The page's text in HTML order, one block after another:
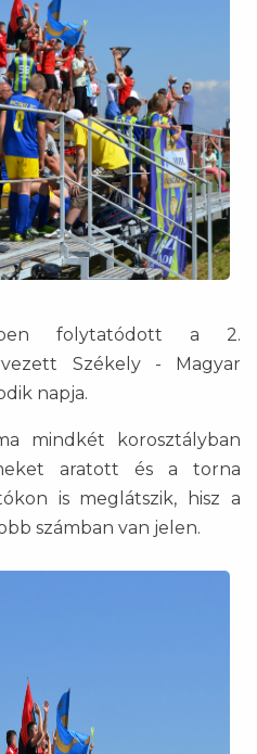
folytatódott a 2.
Székely - Magyar
napja.
mindkét korosztályban
aratott és a torna
is meglátszik, hisz a
számban van jelen.